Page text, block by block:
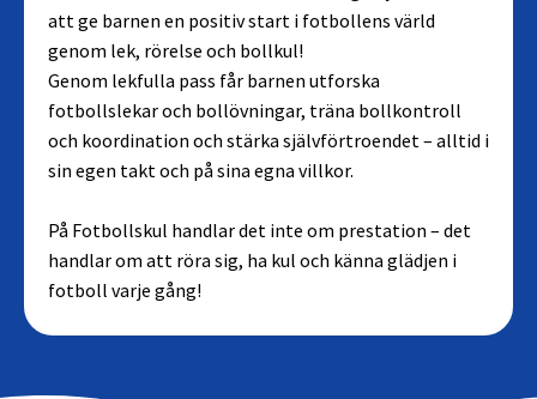
att ge barnen en positiv start i fotbollens värld
genom lek, rörelse och bollkul!
Genom lekfulla pass får barnen utforska
fotbollslekar och bollövningar, träna bollkontroll
och koordination och stärka självförtroendet – alltid i
sin egen takt och på sina egna villkor.
På Fotbollskul handlar det inte om prestation – det
handlar om att röra sig, ha kul och känna glädjen i
fotboll varje gång!